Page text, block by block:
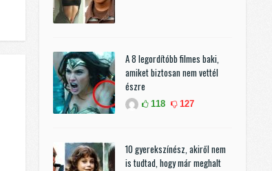
A 8 legordítóbb filmes baki,
amiket biztosan nem vettél
észre
118 127
10 gyerekszínész, akiről nem
is tudtad, hogy már meghalt